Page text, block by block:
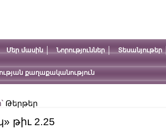
Մեր մասին Նորություններ Տեսանյութեր
քաղաքականություն
Թերթեր
թիւ 2.25